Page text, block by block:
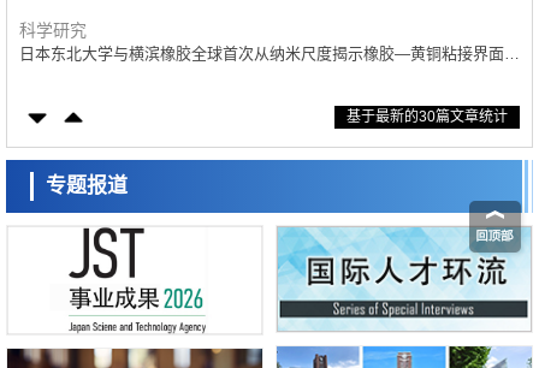
科学研究
日本东北大学与横滨橡胶全球首次从纳米尺度揭示橡胶—黄铜粘接界面劣
近畿大学等发现植物染料“日本茜”的红色成分可抑制老化与炎症，有望成
科学研究
群马大学开发针对难治性癫痫的新型基因疗法，利用超小型GAD67启动
子抑制发作
科学研究
九州大学揭示夜间眼压升高机制：两种激素波动叠加所致
科学研究
东京都产技研采用新手法开发出可稳定工作至300℃的介电材料，已验证
电容器可在汽车发动机等高温环境下工作
经济・社会
基于最新的30篇文章统计
专题报道